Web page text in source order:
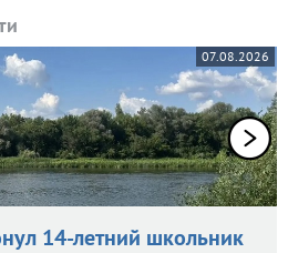
07.08.2026
14-летний школьник